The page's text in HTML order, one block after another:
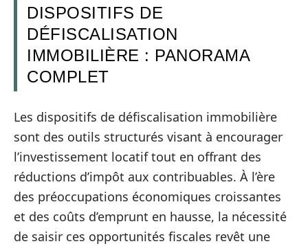
DISPOSITIFS DE
DÉFISCALISATION
IMMOBILIÈRE : PANORAMA
COMPLET
Les dispositifs de défiscalisation immobilière
sont des outils structurés visant à encourager
l’investissement locatif tout en offrant des
réductions d’impôt aux contribuables. À l’ère
des préoccupations économiques croissantes
et des coûts d’emprunt en hausse, la nécessité
de saisir ces opportunités fiscales revêt une